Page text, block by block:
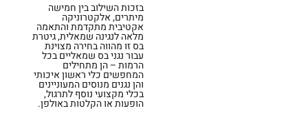
בזכות השילוב בין חמישה
מיתרים, אלקטרוניקה
אקטיבית מתקדמת והתאמה
מלאה לנגינה שמאלית, גיטרת
בס זו מהווה בחירה מצוינת
עבור נגני בס שמאליים בכל
הרמות – הן מתחילים
המחפשים כלי ראשון איכותי
והן נגנים מנוסים המעוניינים
בכלי מקצועי נוסף לתרגול,
הופעות או הקלטות באולפן.